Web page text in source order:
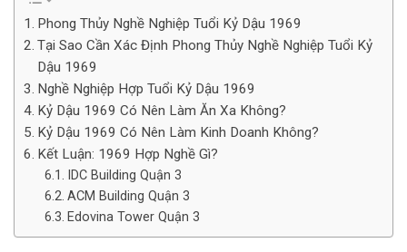
Phong Thủy Nghề Nghiệp Tuổi Kỷ Dậu 1969
Tại Sao Cần Xác Định Phong Thủy Nghề Nghiệp Tuổi Kỷ
Dậu 1969
Nghề Nghiệp Hợp Tuổi Kỷ Dậu 1969
Kỷ Dậu 1969 Có Nên Làm Ăn Xa Không?
Kỷ Dậu 1969 Có Nên Làm Kinh Doanh Không?
Kết Luận: 1969 Hợp Nghề Gì?
IDC Building Quận 3
ACM Building Quận 3
Edovina Tower Quận 3